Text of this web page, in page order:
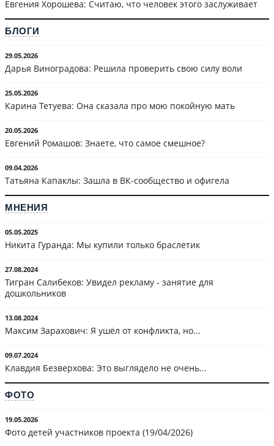
Евгения Хорошева: Считаю, что человек этого заслуживает
БЛОГИ
29.05.2026
Дарья Виноградова: Решила проверить свою силу воли
25.05.2026
Карина Тетуева: Она сказала про мою покойную мать
20.05.2026
Евгений Ромашов: Знаете, что самое смешное?
09.04.2026
Татьяна Капаклы: Зашла в ВК-сообщество и офигела
МНЕНИЯ
05.05.2025
Никита Гуранда: Мы купили только браслетик
27.08.2024
Тигран Салибеков: Увидел рекламу - занятие для
дошкольников
13.08.2024
Максим Зарахович: Я ушёл от конфликта, но...
09.07.2024
Клавдия Безверхова: Это выглядело не очень...
ФОТО
19.05.2026
Фото детей участников проекта (19/04/2026)